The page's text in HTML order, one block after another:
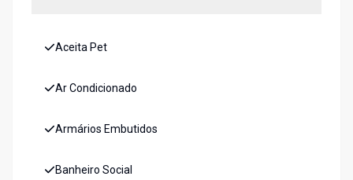
Aceita Pet
Ar Condicionado
Armários Embutidos
Banheiro Social